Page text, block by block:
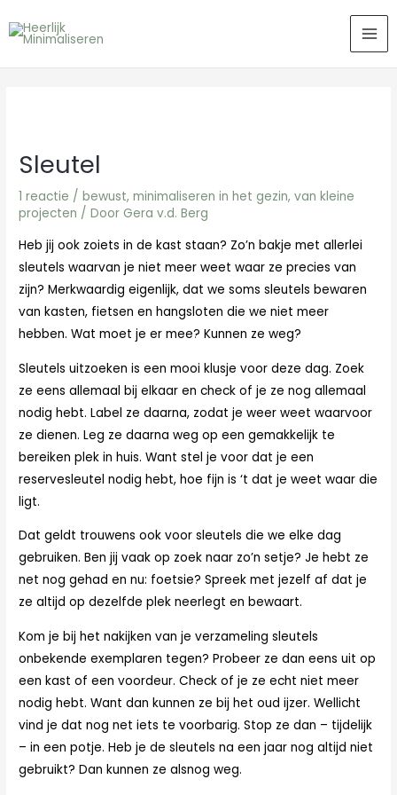
naar
Sleutel
1 reactie /bewust,minimaliseren in het gezin,van kleine
projecten / Door Gera v.d. Berg
Heb jij ook zoiets in de kast staan? Zo’n bakje met allerlei
sleutels waarvan je niet meer weet waar ze precies van
zijn? Merkwaardig eigenlijk, dat we soms sleutels bewaren
van kasten, fietsen en hangsloten die we niet meer
hebben. Wat moet je er mee? Kunnen ze weg?
Sleutels uitzoeken is een mooi klusje voor deze dag. Zoek
ze eens allemaal bij elkaar en check of je ze nog allemaal
nodig hebt. Label ze daarna, zodat je weer weet waarvoor
ze dienen. Leg ze daarna weg op een gemakkelijk te
bereiken plek in huis. Want stel je voor dat je een
reservesleutel nodig hebt, hoe fijn is ‘t dat je weet waar die
ligt.
Dat geldt trouwens ook voor sleutels die we elke dag
gebruiken. Ben jij vaak op zoek naar zo’n setje? Je hebt ze
net nog gehad en nu: foetsie? Spreek met jezelf af dat je
ze altijd op dezelfde plek neerlegt en bewaart.
Kom je bij het nakijken van je verzameling sleutels
onbekende exemplaren tegen? Probeer ze dan eens uit op
een kast of een voordeur. Check of je ze echt niet meer
nodig hebt. Want dan kunnen ze bij het oud ijzer. Wellicht
vind je dat nog net iets te voorbarig. Stop ze dan – tijdelijk
– in een potje. Heb je de sleutels na een jaar nog altijd niet
gebruikt? Dan kunnen ze alsnog weg.